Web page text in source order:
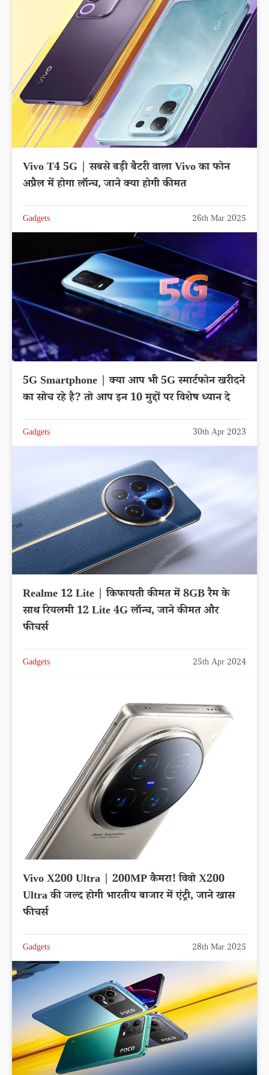
Vivo T4 5G | सबसे बड़ी बैटरी वाला Vivo का फोन
अप्रैल में होगा लॉन्च, जाने क्या होगी कीमत
Gadgets 26th Mar 2025
5G Smartphone | क्या आप भी 5G स्मार्टफोन खरीदने
का सोच रहे है? तो आप इन 10 मुद्दों पर विशेष ध्यान दे
Gadgets 30th Apr 2023
Realme 12 Lite | किफायती कीमत में 8GB रैम के
साथ रियलमी 12 Lite 4G लॉन्च, जाने कीमत और
फीचर्स
Gadgets 25th Apr 2024
Vivo X200 Ultra | 200MP कैमरा! विवो X200
Ultra की जल्द होगी भारतीय बाजार में एंट्री, जाने खास
फीचर्स
Gadgets 28th Mar 2025